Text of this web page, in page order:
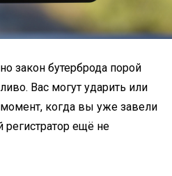
закон бутерброда порой
Вас могут ударить или
когда вы уже завели
ещё не